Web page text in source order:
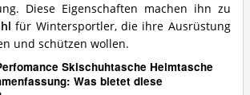
Diese Eigenschaften machen ihn zu
für Wintersportler, die ihre Ausrüstung
und schützen wollen.
Skischuhtasche Helmtasche
Was bietet diese